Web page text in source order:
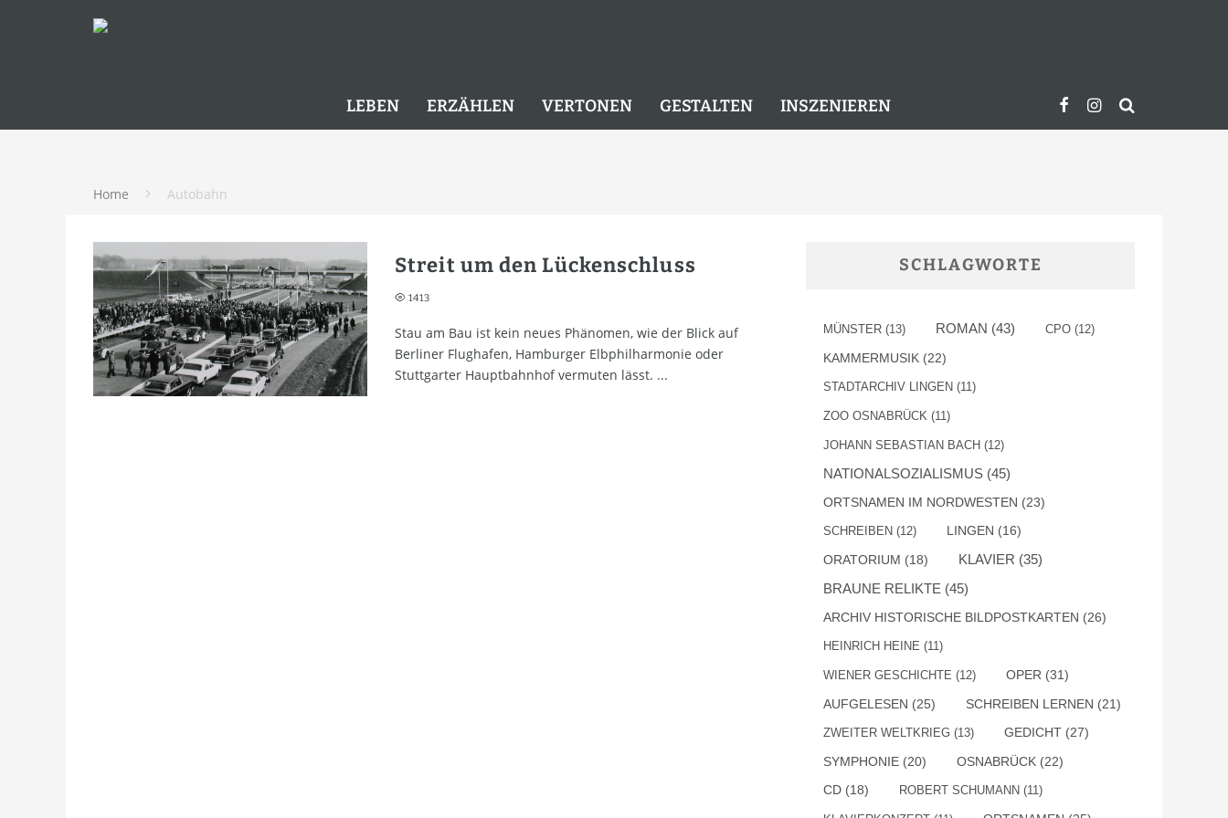
LEBEN ERZÄHLEN VERTONEN GESTALTEN INSZENIEREN
Home Autobahn
Streit um den Lückenschluss
1413
Stau am Bau ist kein neues Phänomen, wie der Blick auf
Berliner Flughafen, Hamburger Elbphilharmonie oder
Stuttgarter Hauptbahnhof vermuten lässt. ...
SCHLAGWORTE
MÜNSTER (13) ROMAN (43) CPO (12)
KAMMERMUSIK (22)
STADTARCHIV LINGEN (11)
ZOO OSNABRÜCK (11)
JOHANN SEBASTIAN BACH (12)
NATIONALSOZIALISMUS (45)
ORTSNAMEN IM NORDWESTEN (23)
SCHREIBEN (12) LINGEN (16)
ORATORIUM (18) KLAVIER (35)
BRAUNE RELIKTE (45)
ARCHIV HISTORISCHE BILDPOSTKARTEN (26)
HEINRICH HEINE (11)
WIENER GESCHICHTE (12) OPER (31)
AUFGELESEN (25) SCHREIBEN LERNEN (21)
ZWEITER WELTKRIEG (13) GEDICHT (27)
SYMPHONIE (20) OSNABRÜCK (22)
CD (18) ROBERT SCHUMANN (11)